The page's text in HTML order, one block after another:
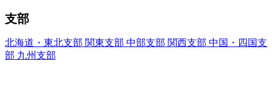
支部
北海道・東北支部 関東支部 中部支部 関西支部 中国・四国支
部 九州支部